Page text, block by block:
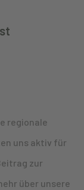
regionale
uns aktiv für
zur
über unsere